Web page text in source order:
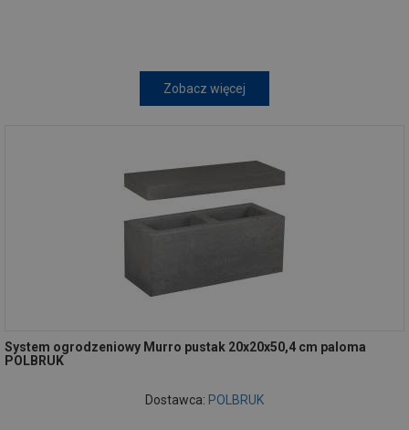
Zobacz więcej
System ogrodzeniowy Murro pustak 20x20x50,4 cm paloma
POLBRUK
Dostawca: POLBRUK